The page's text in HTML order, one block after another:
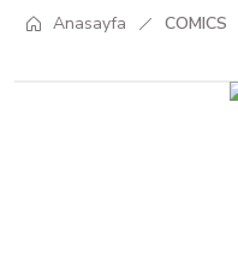
Anasayfa COMICS